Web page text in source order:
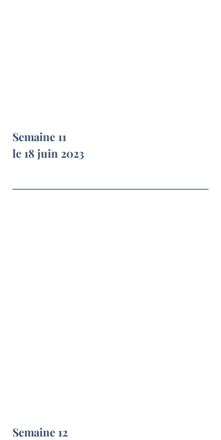
Semaine 11
le 18 juin 2023
Semaine 12